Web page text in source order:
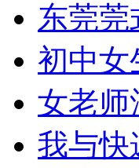
东莞
初中女
女老师
我与快